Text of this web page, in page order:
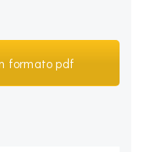
formato pdf